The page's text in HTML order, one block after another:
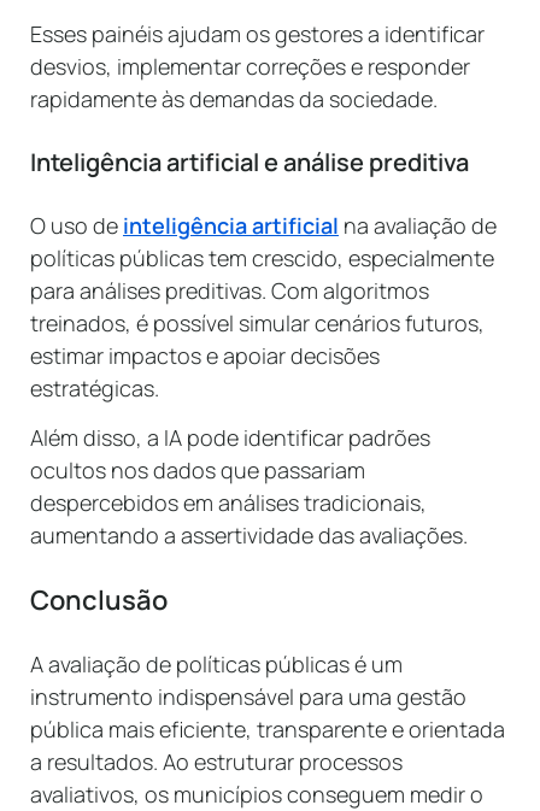
Esses painéis ajudam os gestores a identificar
desvios, implementar correções e responder
rapidamente às demandas da sociedade.
Inteligência artificial e análise preditiva
O uso de inteligência artificial na avaliação de
políticas públicas tem crescido, especialmente
para análises preditivas. Com algoritmos
treinados, é possível simular cenários futuros,
estimar impactos e apoiar decisões
estratégicas.
Além disso, a IA pode identificar padrões
ocultos nos dados que passariam
despercebidos em análises tradicionais,
aumentando a assertividade das avaliações.
Conclusão
A avaliação de políticas públicas é um
instrumento indispensável para uma gestão
pública mais eficiente, transparente e orientada
a resultados. Ao estruturar processos
avaliativos, os municípios conseguem medir o